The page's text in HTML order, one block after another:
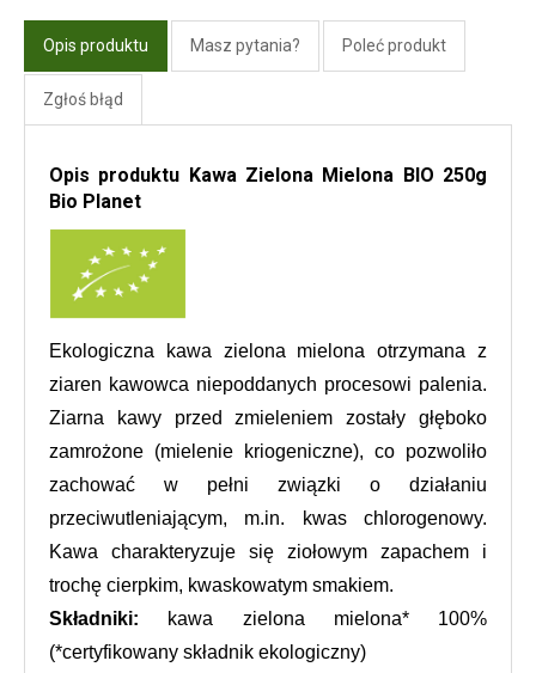
Opis produktu Masz pytania? Poleć produkt
Zgłoś błąd
Opis produktu Kawa Zielona Mielona BIO 250g
Bio Planet
Ekologiczna kawa zielona mielona otrzymana z
ziaren kawowca niepoddanych procesowi palenia.
Ziarna kawy przed zmieleniem zostały głęboko
zamrożone (mielenie kriogeniczne), co pozwoliło
zachować w pełni związki o działaniu
przeciwutleniającym, m.in. kwas chlorogenowy.
Kawa charakteryzuje się ziołowym zapachem i
trochę cierpkim, kwaskowatym smakiem.
Składniki: kawa zielona mielona* 100%
(*certyfikowany składnik ekologiczny)